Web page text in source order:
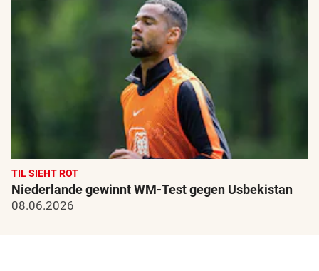
TIL SIEHT ROT
Niederlande gewinnt WM-Test gegen Usbekistan
08.06.2026